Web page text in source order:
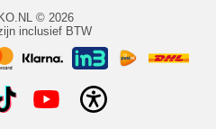
© 2026
inclusief BTW